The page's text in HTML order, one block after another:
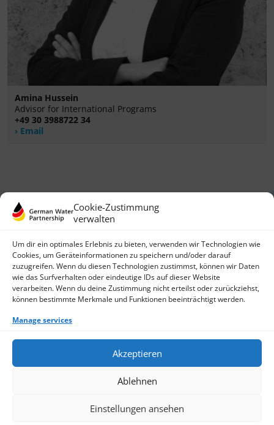
Cookie-Zustimmung
verwalten
Um dir ein optimales Erlebnis zu bieten, verwenden wir Technologien wie
Cookies, um Geräteinformationen zu speichern und/oder darauf
zuzugreifen. Wenn du diesen Technologien zustimmst, können wir Daten
wie das Surfverhalten oder eindeutige IDs auf dieser Website
verarbeiten. Wenn du deine Zustimmung nicht erteilst oder zurückziehst,
können bestimmte Merkmale und Funktionen beeinträchtigt werden.
Manage services
Akzeptieren
Ablehnen
Einstellungen ansehen
Amina Hussein
Advisor for International Programs
+49 30 3988722 34
Email
German Water Partnership e.V.
Invalidenstraße 91
10115 Berlin, Germany
+49 30 3988722 0
Contact
Data Protection